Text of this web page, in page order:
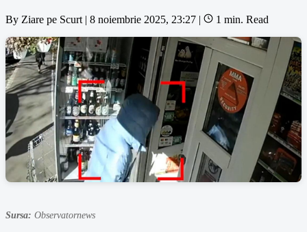
By Ziare pe Scurt | 8 noiembrie 2025, 23:27 | 1 min. Read
Sursa: Observatornews